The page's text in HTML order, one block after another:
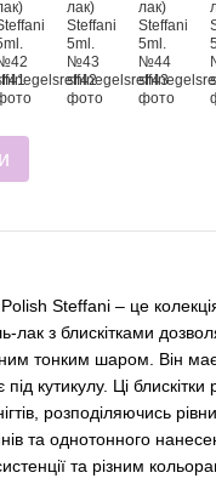
Steffani – це колекція
лак з блискітками
тонким шаром. Він має
під кутикулу. Ці
розподіляючись
та однотонного
та різним